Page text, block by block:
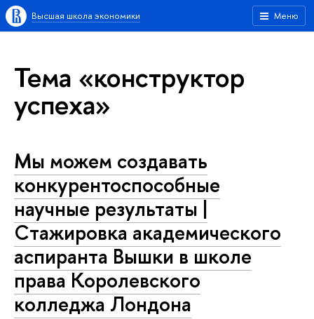
Меню
Высшая школа экономики
Тема «конструктор
успеха»
Мы можем создавать
конкурентоспособные
научные результаты |
Cтажировка академического
аспиранта Вышки в школе
права Королевского
колледжа Лондона